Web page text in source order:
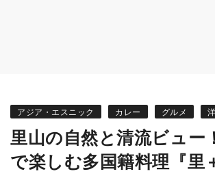
アジア・エスニック カレー グルメ
里山の自然と清流ビュー
で楽しむ多国籍料理『里